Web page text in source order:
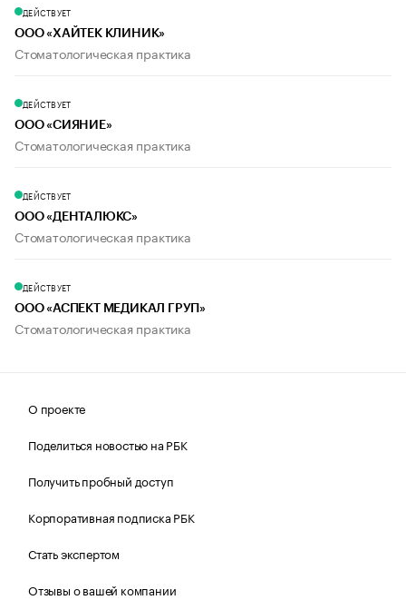
ДЕЙСТВУЕТ
ООО «ХАЙТЕК КЛИНИК»
Стоматологическая практика
ДЕЙСТВУЕТ
ООО «СИЯНИЕ»
Стоматологическая практика
ДЕЙСТВУЕТ
ООО «ДЕНТАЛЮКС»
Стоматологическая практика
ДЕЙСТВУЕТ
ООО «АСПЕКТ МЕДИКАЛ ГРУП»
Стоматологическая практика
О проекте
Поделиться новостью на РБК
Получить пробный доступ
Корпоративная подписка РБК
Стать экспертом
Отзывы о вашей компании